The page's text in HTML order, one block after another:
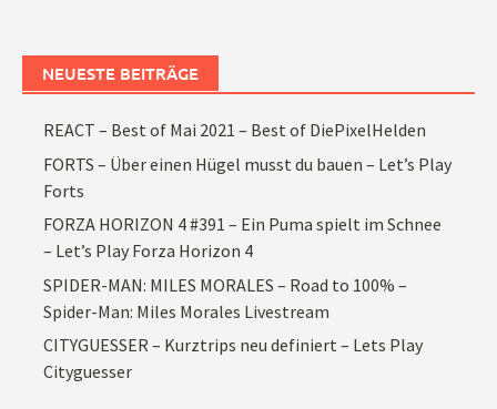
NEUESTE BEITRÄGE
REACT – Best of Mai 2021 – Best of DiePixelHelden
FORTS – Über einen Hügel musst du bauen – Let’s Play
Forts
FORZA HORIZON 4 #391 – Ein Puma spielt im Schnee
– Let’s Play Forza Horizon 4
SPIDER-MAN: MILES MORALES – Road to 100% –
Spider-Man: Miles Morales Livestream
CITYGUESSER – Kurztrips neu definiert – Lets Play
Cityguesser